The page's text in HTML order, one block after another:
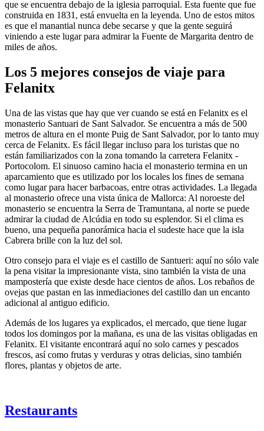
que se encuentra debajo de la iglesia parroquial. Esta fuente que fue
construida en 1831, está envuelta en la leyenda. Uno de estos mitos
es que el manantial nunca debe secarse y que la gente seguirá
viniendo a este lugar para admirar la Fuente de Margarita dentro de
miles de años.
Los 5 mejores consejos de viaje para
Felanitx
Una de las vistas que hay que ver cuando se está en Felanitx es el
monasterio Santuari de Sant Salvador. Se encuentra a más de 500
metros de altura en el monte Puig de Sant Salvador, por lo tanto muy
cerca de Felanitx. Es fácil llegar incluso para los turistas que no
están familiarizados con la zona tomando la carretera Felanitx -
Portocolom. El sinuoso camino hacia el monasterio termina en un
aparcamiento que es utilizado por los locales los fines de semana
como lugar para hacer barbacoas, entre otras actividades. La llegada
al monasterio ofrece una vista única de Mallorca: Al noroeste del
monasterio se encuentra la Serra de Tramuntana, al norte se puede
admirar la ciudad de Alcúdia en todo su esplendor. Si el clima es
bueno, una pequeña panorámica hacia el sudeste hace que la isla
Cabrera brille con la luz del sol.
Otro consejo para el viaje es el castillo de Santueri: aquí no sólo vale
la pena visitar la impresionante vista, sino también la vista de una
mampostería que existe desde hace cientos de años. Los rebaños de
ovejas que pastan en las inmediaciones del castillo dan un encanto
adicional al antiguo edificio.
Además de los lugares ya explicados, el mercado, que tiene lugar
todos los domingos por la mañana, es una de las visitas obligadas en
Felanitx. El visitante encontrará aquí no solo carnes y pescados
frescos, así como frutas y verduras y otras delicias, sino también
flores, plantas y objetos de arte.
Restaurants